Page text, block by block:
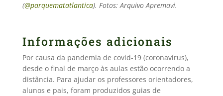
(@parquematatlantica). Fotos: Arquivo Apremavi.
Informações adicionais
Por causa da pandemia de covid-19 (coronavírus),
desde o final de março às aulas estão ocorrendo a
distância. Para ajudar os professores orientadores,
alunos e pais, foram produzidos guias de